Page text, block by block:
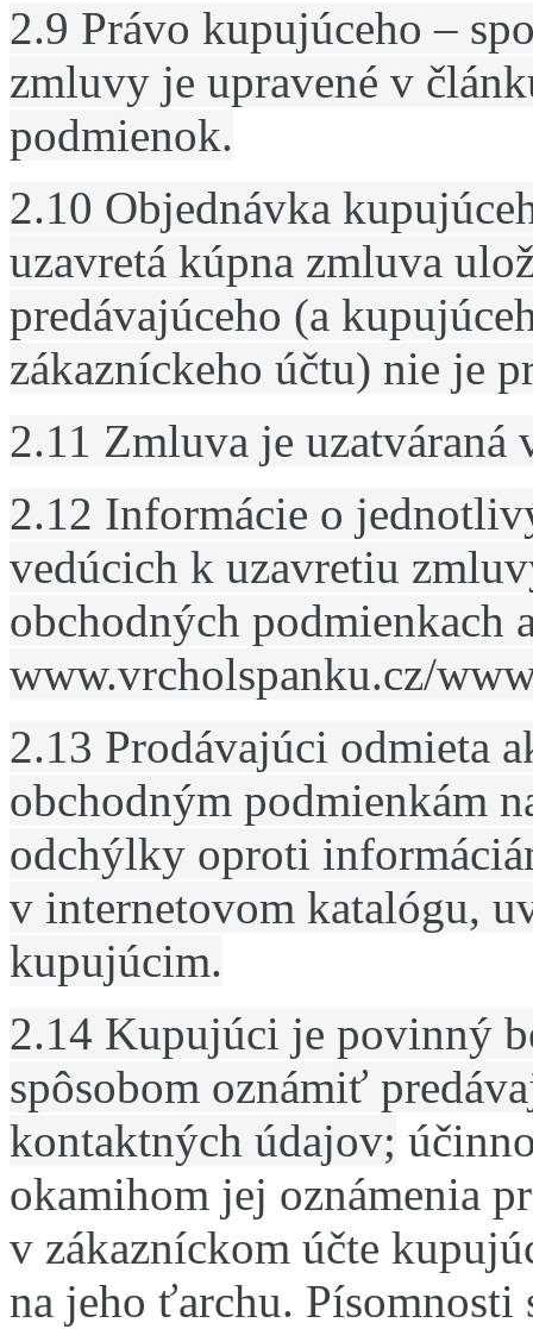
2.9 Právo kupujúceho –
zmluvy je upravené v
podmienok.
2.10 Objednávka
uzavretá kúpna zmluva
predávajúceho (a
zákazníckeho účtu) nie je
2.11 Zmluva je uzatváraná
2.12 Informácie o
vedúcich k uzavretiu
obchodných podmienkach
www.vrcholspanku.cz/
2.13 Prodávajúci odmieta
obchodným podmienkám
odchýlky oproti
v internetovom katalógu,
kupujúcim.
2.14 Kupujúci je povinný
spôsobom oznámiť
kontaktných údajov;
okamihom jej oznámenia
v zákazníckom účte
na jeho ťarchu. Písomnosti